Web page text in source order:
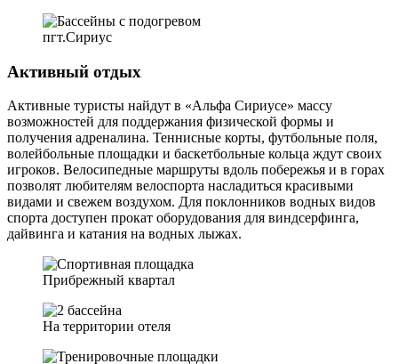
пгт.Сириус
Активный отдых
Активные туристы найдут в «Альфа Сириусе» массу
возможностей для поддержания физической формы и
получения адреналина. Теннисные корты, футбольные поля,
волейбольные площадки и баскетбольные кольца ждут своих
игроков. Велосипедные маршруты вдоль побережья и в горах
позволят любителям велоспорта насладиться красивыми
видами и свежем воздухом. Для поклонников водных видов
спорта доступен прокат оборудования для виндсерфинга,
дайвинга и катания на водных лыжах.
Прибрежный квартал
На территории отеля